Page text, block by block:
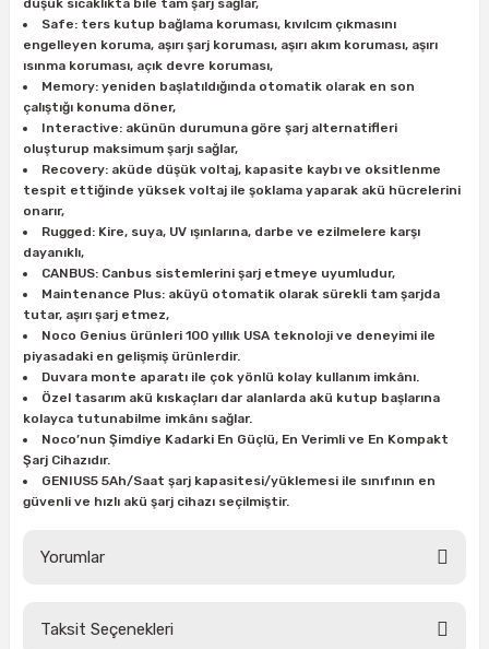
düşük sıcaklıkta bile tam şarj sağlar,
Safe: ters kutup bağlama koruması, kıvılcım çıkmasını
engelleyen koruma, aşırı şarj koruması, aşırı akım koruması, aşırı
ısınma koruması, açık devre koruması,
Memory: yeniden başlatıldığında otomatik olarak en son
çalıştığı konuma döner,
Interactive: akünün durumuna göre şarj alternatifleri
oluşturup maksimum şarjı sağlar,
Recovery: aküde düşük voltaj, kapasite kaybı ve oksitlenme
tespit ettiğinde yüksek voltaj ile şoklama yaparak akü hücrelerini
onarır,
Rugged: Kire, suya, UV ışınlarına, darbe ve ezilmelere karşı
dayanıklı,
CANBUS: Canbus sistemlerini şarj etmeye uyumludur,
Maintenance Plus: aküyü otomatik olarak sürekli tam şarjda
tutar, aşırı şarj etmez,
Noco Genius ürünleri 100 yıllık USA teknoloji ve deneyimi ile
piyasadaki en gelişmiş ürünlerdir.
Duvara monte aparatı ile çok yönlü kolay kullanım imkânı.
Özel tasarım akü kıskaçları dar alanlarda akü kutup başlarına
kolayca tutunabilme imkânı sağlar.
Noco’nun Şimdiye Kadarki En Güçlü, En Verimli ve En Kompakt
Şarj Cihazıdır.
GENIUS5 5Ah/Saat şarj kapasitesi/yüklemesi ile sınıfının en
güvenli ve hızlı akü şarj cihazı seçilmiştir.
Yorumlar
Taksit Seçenekleri